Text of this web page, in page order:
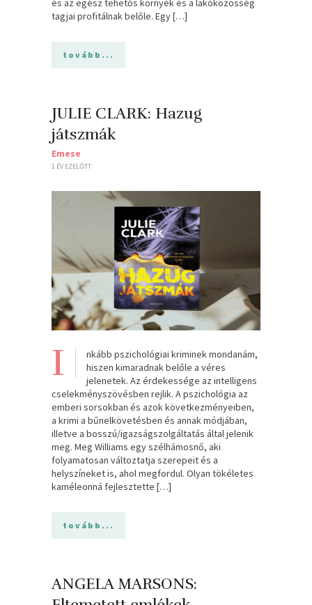
és az egész tehetős környék és a lakóközösség
tagjai profitálnak belőle. Egy […]
tovább...
JULIE CLARK: Hazug
játszmák
Emese
1 ÉV EZELŐTT
I
nkább pszichológiai kriminek mondanám,
hiszen kimaradnak belőle a véres
jelenetek. Az érdekessége az intelligens
cselekményszövésben rejlik. A pszichológia az
emberi sorsokban és azok következményeiben,
a krimi a bűnelkövetésben és annak módjában,
illetve a bosszú/igazságszolgáltatás által jelenik
meg. Meg Williams egy szélhámosnő, aki
folyamatosan változtatja szerepeit és a
helyszíneket is, ahol megfordul. Olyan tökéletes
kaméleonná fejlesztette […]
tovább...
ANGELA MARSONS: